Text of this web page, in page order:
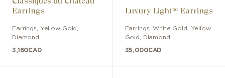
Earrings
Earrings Yellow Gold
Diamond
3,160CAD
Luxury Light™ Earrings
Earrings ,White Gold, Yellow
Gold
Diamond
35,000CAD